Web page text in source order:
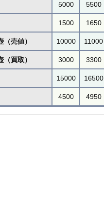
5000 5500
1500 1650
売値） 10000 11000
買取） 3000 3300
15000 16500
4500 4950